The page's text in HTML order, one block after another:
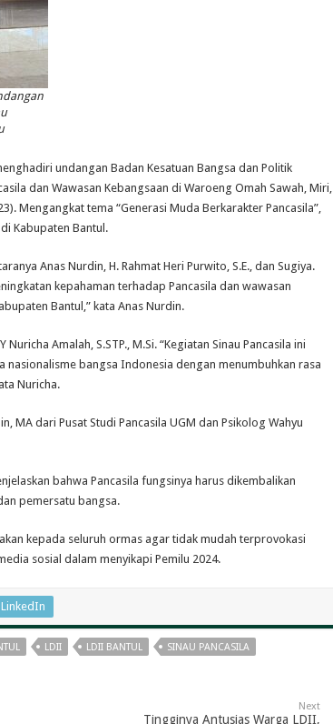
undangan Badan Kesatuan Bangsa dan Politik
dan Wawasan Kebangsaan di Waroeng Omah Sawah, Miri,
Mengangkat tema “Generasi Muda Berkarakter Pancasila”,
Kabupaten Bantul.
Anas Nurdin, H. Rahmat Heri Purwito, S.E., dan Sugiya.
kepahaman terhadap Pancasila dan wawasan
Bantul,” kata Anas Nurdin.
Amalah, S.STP., M.Si. “Kegiatan Sinau Pancasila ini
bangsa Indonesia dengan menumbuhkan rasa
Nuricha.
MA dari Pusat Studi Pancasila UGM dan Psikolog Wahyu
bahwa Pancasila fungsinya harus dikembalikan
pemersatu bangsa.
kepada seluruh ormas agar tidak mudah terprovokasi
sosial dalam menyikapi Pemilu 2024.
LinkedIn
LDII LDII BANTUL
SINAU PANCASILA
Next
Tingginya Antusias Warga LDII,